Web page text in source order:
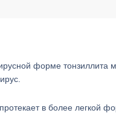
форме тонзиллита
в более легкой